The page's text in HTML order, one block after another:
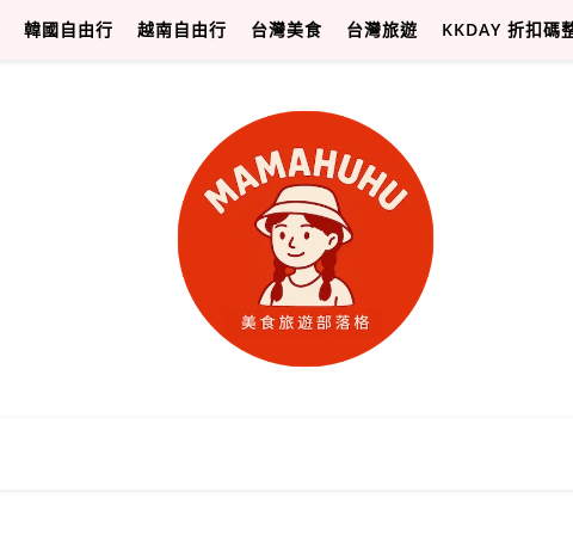
韓國自由行 越南自由行 台灣美食 台灣旅遊 KKDAY 折扣碼